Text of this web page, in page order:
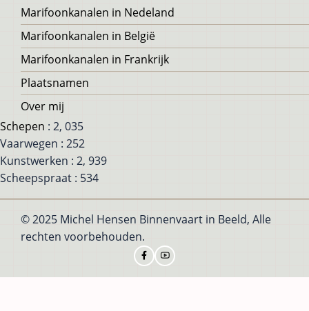
Voet
Marifoonkanalen in Nedeland
Marifoonkanalen in België
Marifoonkanalen in Frankrijk
Plaatsnamen
Over mij
Schepen : 2, 035
Vaarwegen : 252
Kunstwerken : 2, 939
Scheepspraat : 534
© 2025 Michel Hensen Binnenvaart in Beeld, Alle
rechten voorbehouden.